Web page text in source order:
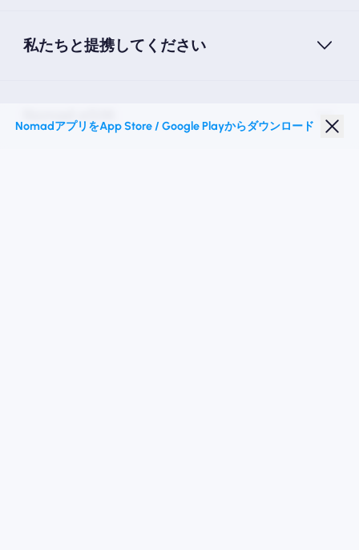
私たちと提携してください
NomadアプリをApp Store / Google Playからダウンロード